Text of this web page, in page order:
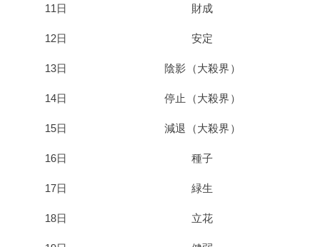
11日 財成
12日 安定
13日 陰影（大殺界）
14日 停止（大殺界）
15日 減退（大殺界）
16日 種子
17日 緑生
18日 立花